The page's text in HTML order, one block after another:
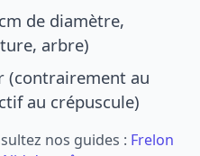
de diamètre,
arbre)
(contrairement au
au crépuscule)
nos guides : Frelon